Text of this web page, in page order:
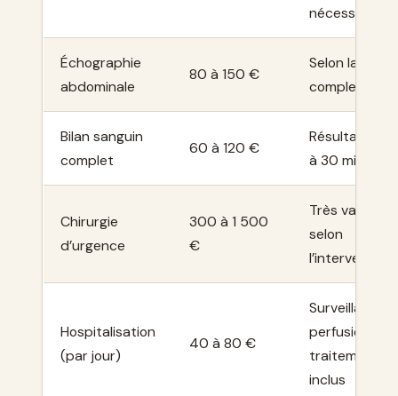
nécessaires
Échographie
abdominale
80 à 150 €
Selon la
complexité
Bilan sanguin
complet
60 à 120 €
Résultats en
à 30 minutes
Chirurgie
d’urgence
300 à 1 500
€
Très variable
selon
l’intervention
Hospitalisation
(par jour)
40 à 80 €
Surveillance,
perfusion,
traitements
inclus